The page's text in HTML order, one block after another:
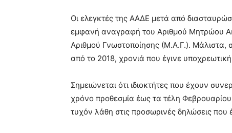
Οι ελεγκτές της ΑΑΔΕ μετά από
εμφανή αναγραφή του Αριθμού Μητρώου
Αριθμού Γνωστοποίησης (Μ.Α.Γ.). Μάλιστα,
από το 2018, χρονιά που έγινε
Σημειώνεται ότι ιδιοκτήτες που έχουν
χρόνο προθεσμία έως τα τέλη
τυχόν λάθη στις προσωρινές δηλώσεις που